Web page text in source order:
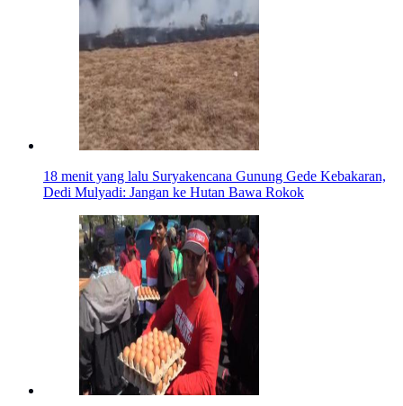
18 menit yang lalu Suryakencana Gunung Gede Kebakaran,
Dedi Mulyadi: Jangan ke Hutan Bawa Rokok